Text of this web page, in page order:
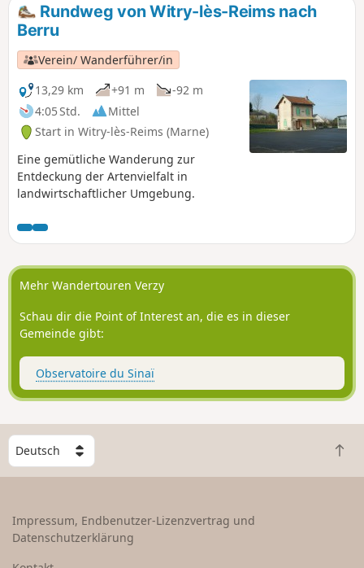
Rundweg von Witry-lès-Reims nach
Berru
Verein/ Wanderführer/in
13,29 km
+91 m
-92 m
4:05 Std.
Mittel
Start in Witry-lès-Reims (Marne)
Eine gemütliche Wanderung zur
Entdeckung der Artenvielfalt in
landwirtschaftlicher Umgebung.
Mehr Wandertouren Verzy
Schau dir die Point of Interest an, die es in dieser
Gemeinde gibt:
Observatoire du Sinaï
W
h
e
n
Z
u
Impressum, Endbenutzer-Lizenzvertrag und
Datenschutzerklärung